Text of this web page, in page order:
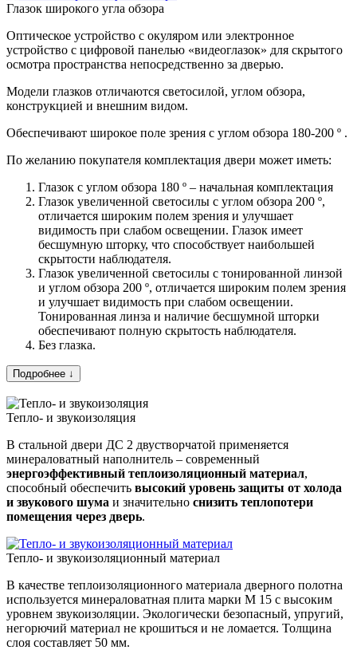
Глазок широкого угла обзора
Оптическое устройство с окуляром или электронное
устройство с цифровой панелью «видеоглазок» для скрытого
осмотра пространства непосредственно за дверью.
Модели глазков отличаются светосилой, углом обзора,
конструкцией и внешним видом.
Обеспечивают широкое поле зрения с углом обзора 180-200 º .
По желанию покупателя комплектация двери может иметь:
Глазок с углом обзора 180 º – начальная комплектация
Глазок увеличенной светосилы с углом обзора 200 º,
отличается широким полем зрения и улучшает
видимость при слабом освещении. Глазок имеет
бесшумную шторку, что способствует наибольшей
скрытости наблюдателя.
Глазок увеличенной светосилы с тонированной линзой
и углом обзора 200 º, отличается широким полем зрения
и улучшает видимость при слабом освещении.
Тонированная линза и наличие бесшумной шторки
обеспечивают полную скрытость наблюдателя.
Без глазка.
Подробнее ↓
Тепло- и звукоизоляция
В стальной двери ДС 2 двустворчатой применяется
минераловатный наполнитель – современный
энергоэффективный теплоизоляционный материал,
способный обеспечить высокий уровень защиты от холода
и звукового шума и значительно снизить теплопотери
помещения через дверь.
Тепло- и звукоизоляционный материал
В качестве теплоизоляционного материала дверного полотна
используется минераловатная плита марки М 15 с высоким
уровнем звукоизоляции. Экологически безопасный, упругий,
негорючий материал не крошиться и не ломается. Толщина
слоя составляет 50 мм.